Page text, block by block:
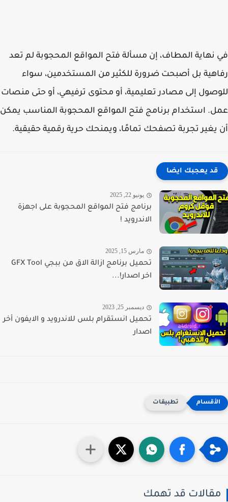
نهاية المطاف، إن مسألة فتح المواقع المحجوبة لم تعد
بل أصبحت ضرورة للكثير من المستخدمين، سواء
إلى مصادر تعليمية، أو محتوى ترفيهي، أو حتى منصات
استخدام برنامج فتح المواقع المحجوبة المناسب يمكن
يغير تجربة تصفحك تمامًا، ويمنحك حرية رقمية حقيقية.
قد يعجبك ايضا
يونيو 22, 2025
برنامج فتح المواقع المحجوبة على اجهزة
الاندرويد !
مارس 15, 2025
تحميل برنامج ازالة الاق من ببجي GFX Tool
اخر اصدار!...
ديسمبر 25, 2023
تحميل انستقرام بلس للاندرويد و الايفون أخر
اصدار
تطبيقات
قد تهمك